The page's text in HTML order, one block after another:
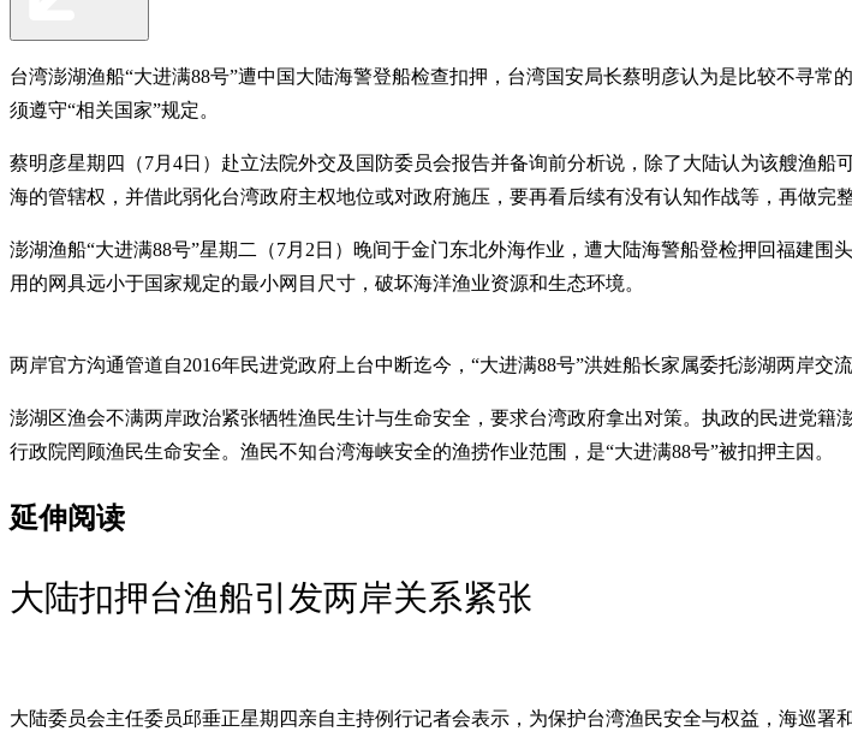
台湾澎湖渔船“大进满88号”遭中国大陆海警登船检查扣押，台湾国安局长蔡明彦认为是比较不寻
须遵守“相关国家”规定。
蔡明彦星期四（7月4日）赴立法院外交及国防委员会报告并备询前分析说，除了大陆认为该艘渔
海的管辖权，并借此弱化台湾政府主权地位或对政府施压，要再看后续有没有认知作战等，再做完整
澎湖渔船“大进满88号”星期二（7月2日）晚间于金门东北外海作业，遭大陆海警船登检押回福建
用的网具远小于国家规定的最小网目尺寸，破坏海洋渔业资源和生态环境。
两岸官方沟通管道自2016年民进党政府上台中断迄今，“大进满88号”洪姓船长家属委托澎湖两岸交
澎湖区渔会不满两岸政治紧张牺牲渔民生计与生命安全，要求台湾政府拿出对策。执政的民进党
行政院罔顾渔民生命安全。渔民不知台湾海峡安全的渔捞作业范围，是“大进满88号”被扣押主因。
延伸阅读
大陆扣押台渔船引发两岸关系紧张
大陆委员会主任委员邱垂正星期四亲自主持例行记者会表示，为保护台湾渔民安全与权益，海巡署